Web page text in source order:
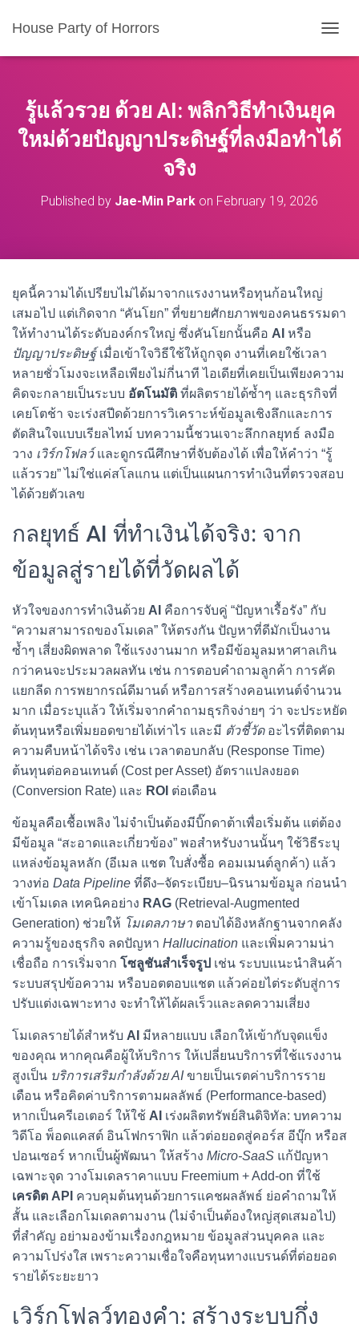
House Party of Horrors
O
E
N
A
รู้แล้วรวย ด้วย AI: พลิกวิธีทำเงินยุค
ใหม่ด้วยปัญญาประดิษฐ์ที่ลงมือทำได้
จริง
Published by Jae-Min Park on February 19, 2026
ยุคนี้ความได้เปรียบไม่ได้มาจากแรงงานหรือทุนก้อนใหญ่
เสมอไป แต่เกิดจาก “คันโยก” ที่ขยายศักยภาพของคนธรรมดา
ให้ทำงานได้ระดับองค์กรใหญ่ ซึ่งคันโยกนั้นคือ AI หรือ
ปัญญาประดิษฐ์เมื่อเข้าใจวิธีใช้ให้ถูกจุด งานที่เคยใช้เวลา
หลายชั่วโมงจะเหลือเพียงไม่กี่นาที ไอเดียที่เคยเป็นเพียงความ
คิดจะกลายเป็นระบบ อัตโนมัติ ที่ผลิตรายได้ซ้ำๆ และธุรกิจที่
เคยโตช้า จะเร่งสปีดด้วยการวิเคราะห์ข้อมูลเชิงลึกและการ
ตัดสินใจแบบเรียลไทม์ บทความนี้ชวนเจาะลึกกลยุทธ์ ลงมือ
วาง เวิร์กโฟลว์และดูกรณีศึกษาที่จับต้องได้ เพื่อให้คำว่า “รู้
แล้วรวย” ไม่ใช่แค่สโลแกน แต่เป็นแผนการทำเงินที่ตรวจสอบ
ได้ด้วยตัวเลข
กลยุทธ์ AI ที่ทำเงินได้จริง: จาก
ข้อมูลสู่รายได้ที่วัดผลได้
หัวใจของการทำเงินด้วย AI คือการจับคู่ “ปัญหาเรื้อรัง” กับ
“ความสามารถของโมเดล” ให้ตรงกัน ปัญหาที่ดีมักเป็นงาน
ซ้ำๆ เสี่ยงผิดพลาด ใช้แรงงานมาก หรือมีข้อมูลมหาศาลเกิน
กว่าคนจะประมวลผลทัน เช่น การตอบคำถามลูกค้า การคัด
แยกลีด การพยากรณ์ดีมานด์ หรือการสร้างคอนเทนต์จำนวน
มาก เมื่อระบุแล้ว ให้เริ่มจากคำถามธุรกิจง่ายๆ ว่า จะประหยัด
ต้นทุนหรือเพิ่มยอดขายได้เท่าไร และมี ตัวชี้วัดอะไรที่ติดตาม
ความคืบหน้าได้จริง เช่น เวลาตอบกลับ (Response Time)
ต้นทุนต่อคอนเทนต์ (Cost per Asset) อัตราแปลงยอด
(Conversion Rate) และ ROI ต่อเดือน
ข้อมูลคือเชื้อเพลิง ไม่จำเป็นต้องมีบิ๊กดาต้าเพื่อเริ่มต้น แต่ต้อง
มีข้อมูล “สะอาดและเกี่ยวข้อง” พอสำหรับงานนั้นๆ ใช้วิธีระบุ
แหล่งข้อมูลหลัก (อีเมล แชต ใบสั่งซื้อ คอมเมนต์ลูกค้า) แล้ว
วางท่อ Data Pipeline ที่ดึง–จัดระเบียบ–นิรนามข้อมูล ก่อนนำ
เข้าโมเดล เทคนิคอย่าง RAG (Retrieval-Augmented
Generation) ช่วยให้ โมเดลภาษา ตอบได้อิงหลักฐานจากคลัง
ความรู้ของธุรกิจ ลดปัญหา Hallucination และเพิ่มความน่า
เชื่อถือ การเริ่มจาก โซลูชันสำเร็จรูป เช่น ระบบแนะนำสินค้า
ระบบสรุปข้อความ หรือบอตตอบแชต แล้วค่อยไต่ระดับสู่การ
ปรับแต่งเฉพาะทาง จะทำให้ได้ผลเร็วและลดความเสี่ยง
โมเดลรายได้สำหรับ AI มีหลายแบบ เลือกให้เข้ากับจุดแข็ง
ของคุณ หากคุณคือผู้ให้บริการ ให้เปลี่ยนบริการที่ใช้แรงงาน
สูงเป็น บริการเสริมกำลังด้วย AIขายเป็นเรตค่าบริการราย
เดือน หรือคิดค่าบริการตามผลลัพธ์ (Performance-based)
หากเป็นครีเอเตอร์ ให้ใช้ AI เร่งผลิตทรัพย์สินดิจิทัล: บทความ
วิดีโอ พ็อดแคสต์ อินโฟกราฟิก แล้วต่อยอดสู่คอร์ส อีบุ๊ก หรือส
ปอนเซอร์ หากเป็นผู้พัฒนา ให้สร้าง Micro-SaaS แก้ปัญหา
เฉพาะจุด วางโมเดลราคาแบบ Freemium + Add-on ที่ใช้
เครดิต API ควบคุมต้นทุนด้วยการแคชผลลัพธ์ ย่อคำถามให้
สั้น และเลือกโมเดลตามงาน (ไม่จำเป็นต้องใหญ่สุดเสมอไป)
ที่สำคัญ อย่ามองข้ามเรื่องกฎหมาย ข้อมูลส่วนบุคคล และ
ความโปร่งใส เพราะความเชื่อใจคือทุนทางแบรนด์ที่ต่อยอด
รายได้ระยะยาว
เวิร์กโฟลว์ทองคำ: สร้างระบบกึ่ง